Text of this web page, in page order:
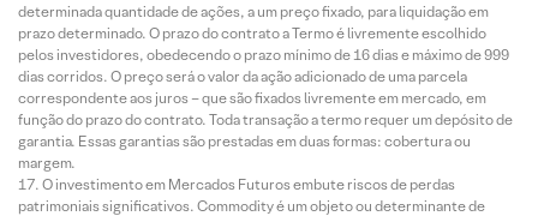
determinada quantidade de ações, a um preço fixado, para liquidação em
prazo determinado. O prazo do contrato a Termo é livremente escolhido
pelos investidores, obedecendo o prazo mínimo de 16 dias e máximo de 999
dias corridos. O preço será o valor da ação adicionado de uma parcela
correspondente aos juros – que são fixados livremente em mercado, em
função do prazo do contrato. Toda transação a termo requer um depósito de
garantia. Essas garantias são prestadas em duas formas: cobertura ou
margem.
O investimento em Mercados Futuros embute riscos de perdas
patrimoniais significativos. Commodity é um objeto ou determinante de